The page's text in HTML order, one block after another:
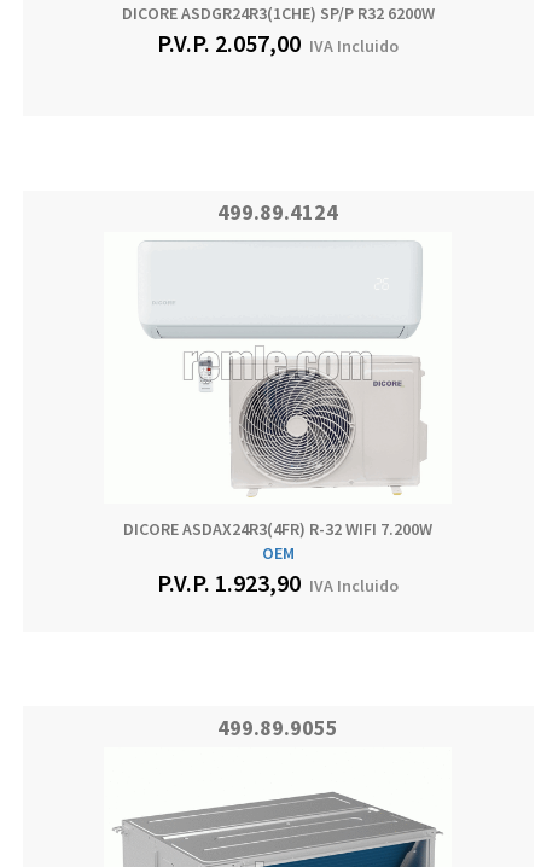
DICORE ASDGR24R3(1CHE) SP/P R32 6200W
P.V.P. 2.057,00 IVA Incluido
499.89.4124
DICORE ASDAX24R3(4FR) R-32 WIFI 7.200W
OEM
P.V.P. 1.923,90 IVA Incluido
499.89.9055